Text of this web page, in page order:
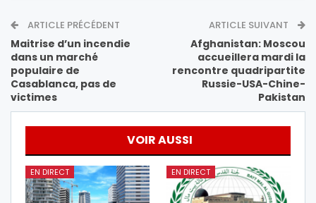
ARTICLE PRÉCÉDENT
Maitrise d’un incendie
dans un marché
populaire de
Casablanca, pas de
victimes
ARTICLE SUIVANT
Afghanistan: Moscou
accueillera mardi la
rencontre quadripartite
Russie-USA-Chine-
Pakistan
VOIR AUSSI
EN DIRECT EN DIRECT